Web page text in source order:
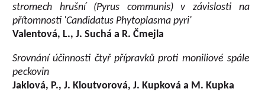
stromech hrušní (Pyrus communis) v závislosti na
přítomnosti 'Candidatus Phytoplasma pyri'
Valentová, L., J. Suchá a R. Čmejla
Srovnání účinnosti čtyř přípravků proti moniliové spále
peckovin
Jaklová, P., J. Kloutvorová, J. Kupková a M. Kupka